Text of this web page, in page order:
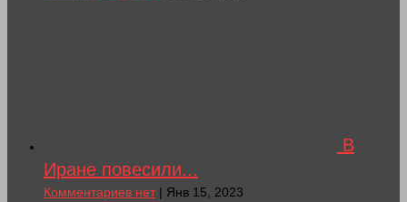
В
Иране повесили...
Комментариев нет| Янв 15, 2023